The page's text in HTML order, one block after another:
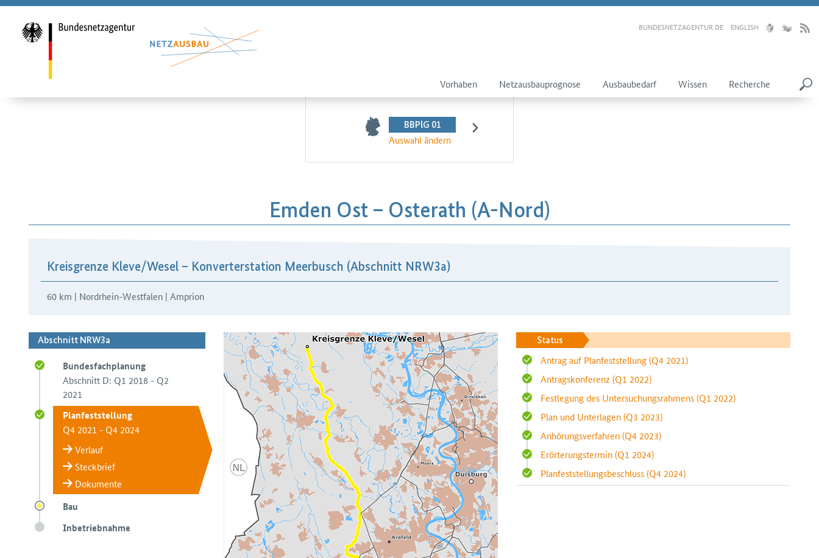
BUNDESNETZAGENTUR.DE ENGLISH
Vorhaben Netzausbauprognose Ausbaubedarf Wissen Recherche
BBPlG 01
Auswahl ändern
Emden Ost – Osterath (A-Nord)
Kreisgrenze Kleve/​Wesel – Konverterstation Meerbusch (Abschnitt NRW3a)
60 km | Nordrhein-Westfalen | Amprion
Abschnitt NRW3a
Bundesfachplanung
Abschnitt D: Q1 2018 - Q2
2021
Planfeststellung
Q4 2021 - Q4 2024
Verlauf
Steckbrief
Dokumente
Bau
Inbetriebnahme
Status
Antrag auf Planfeststellung(Q4 2021)
Antragskonferenz(Q1 2022)
Festlegung des Untersuchungsrahmens(Q1 2022)
Plan und Unterlagen(Q3 2023)
Anhörungsverfahren(Q4 2023)
Erörterungstermin(Q1 2024)
Planfeststellungsbeschluss(Q4 2024)